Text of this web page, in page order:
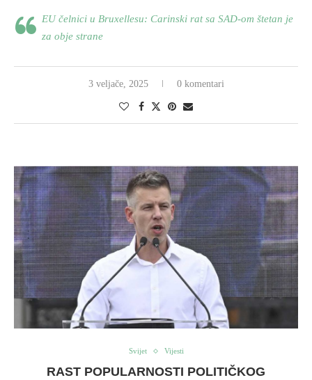
EU čelnici u Bruxellesu: Carinski rat sa SAD-om štetan je
za obje strane
3 veljače, 2025 0 komentari
Svijet Vijesti
RAST POPULARNOSTI POLITIČKOG